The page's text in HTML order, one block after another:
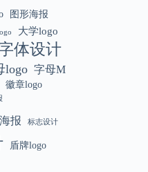
图形海报
大学logo
体设计
logo 字母M
徽章logo
报 标志设计
盾牌logo